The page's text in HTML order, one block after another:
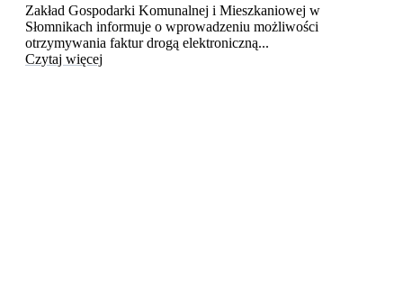
Zakład Gospodarki Komunalnej i Mieszkaniowej w
Słomnikach informuje o wprowadzeniu możliwości
otrzymywania faktur drogą elektroniczną...
Czytaj więcej